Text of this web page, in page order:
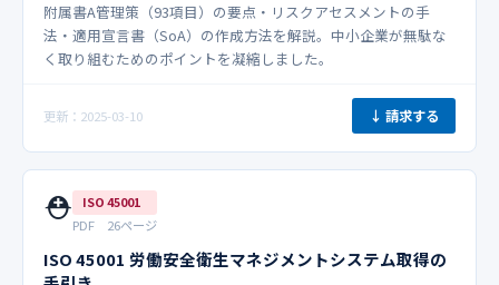
附属書A管理策（93項目）の要点・リスクアセスメントの手
法・適用宣言書（SoA）の作成方法を解説。中小企業が無駄な
く取り組むためのポイントを凝縮しました。
更新：2025-03-10 ↓ 請求する
⛑️ ISO 45001
PDF 26ページ
ISO 45001 労働安全衛生マネジメントシステム取得の